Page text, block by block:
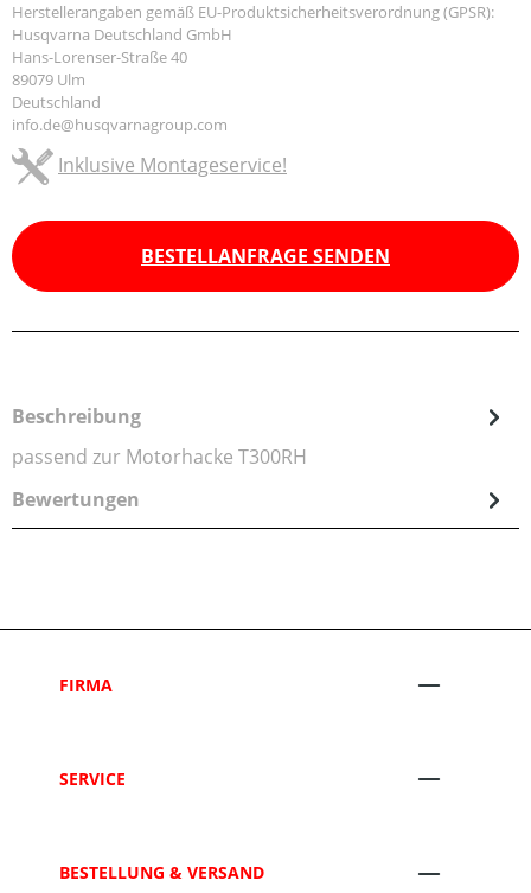
Herstellerangaben gemäß EU-Produktsicherheitsverordnung (GPSR):
Husqvarna Deutschland GmbH
Hans-Lorenser-Straße 40
89079 Ulm
Deutschland
info.de@husqvarnagroup.com
Inklusive Montageservice!
BESTELLANFRAGE SENDEN
Beschreibung
passend zur Motorhacke T300RH
Bewertungen
FIRMA
SERVICE
BESTELLUNG & VERSAND